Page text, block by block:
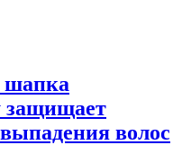
шапка
защищает
волос